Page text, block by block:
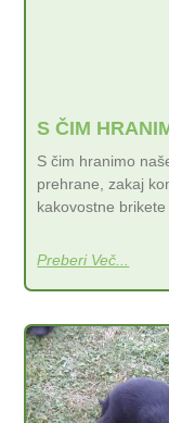
S ČIM
S čim hranimo
prehrane, zakaj
kakovostne
Preberi Več...